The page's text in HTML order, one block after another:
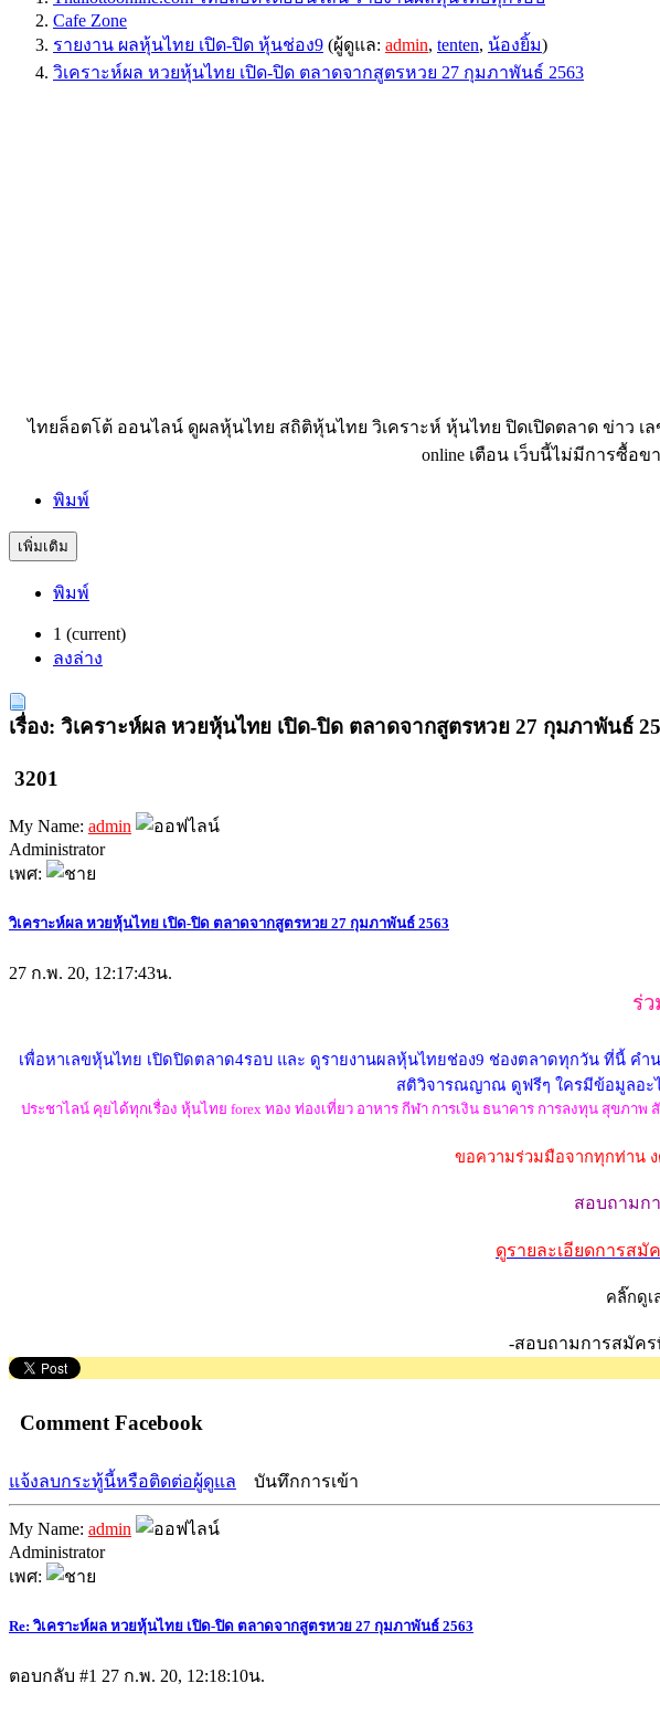
Cafe Zone
รายงาน ผลหุ้นไทย เปิด-ปิด หุ้นช่อง9 (ผู้ดูแล: admin, tenten, น้องยิ้ม)
วิเคราะห์ผล หวยหุ้นไทย เปิด-ปิด ตลาดจากสูตรหวย 27 กุมภาพันธ์ 2563
ไทยล็อตโต้ ออนไลน์ ดูผลหุ้นไทย สถิติหุ้นไทย วิเคราะห์ หุ้นไทย ปิดเปิดตลาด ข่าว
online เตือน เว็บนี้ไม่มีการซื้อ
พิมพ์
เพิ่มเติม
พิมพ์
1 (current)
ลงล่าง
เรื่อง: วิเคราะห์ผล หวยหุ้นไทย เปิด-ปิด ตลาดจากสูตรหวย 27 กุมภาพันธ์
3201
My Name: admin
Administrator
เพศ:
วิเคราะห์ผล หวยหุ้นไทย เปิด-ปิด ตลาดจากสูตรหวย 27 กุมภาพันธ์ 2563
27 ก.พ. 20, 12:17:43น.
ร่
เพื่อหาเลขหุ้นไทย เปิดปิดตลาด4รอบ และ ดูรายงานผลหุ้นไทยช่อง9 ช่องตลาดทุกวัน ที่นี้
สติวิจารณญาณ ดูฟรีๆ ใครมีข้อมูลอะ
ประชาไลน์ คุยได้ทุกเรื่อง หุ้นไทย forex ทอง ท่องเที่ยว อาหาร กีฬา การเงิน ธนาคาร การลงทุน สุขภ
ขอความร่วมมือจากทุกท่าน ง
สอบถามก
ดูรายละเอียดการสมั
คลิ๊กดูเ
-สอบถามการสมัค
Comment Facebook
แจ้งลบกระทู้นี้หรือติดต่อผู้ดูแล บันทึกการเข้า
My Name: admin
Administrator
เพศ:
Re: วิเคราะห์ผล หวยหุ้นไทย เปิด-ปิด ตลาดจากสูตรหวย 27 กุมภาพันธ์ 2563
ตอบกลับ #1 27 ก.พ. 20, 12:18:10น.